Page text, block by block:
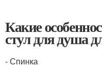
Какие
стул для душа
- Спинка